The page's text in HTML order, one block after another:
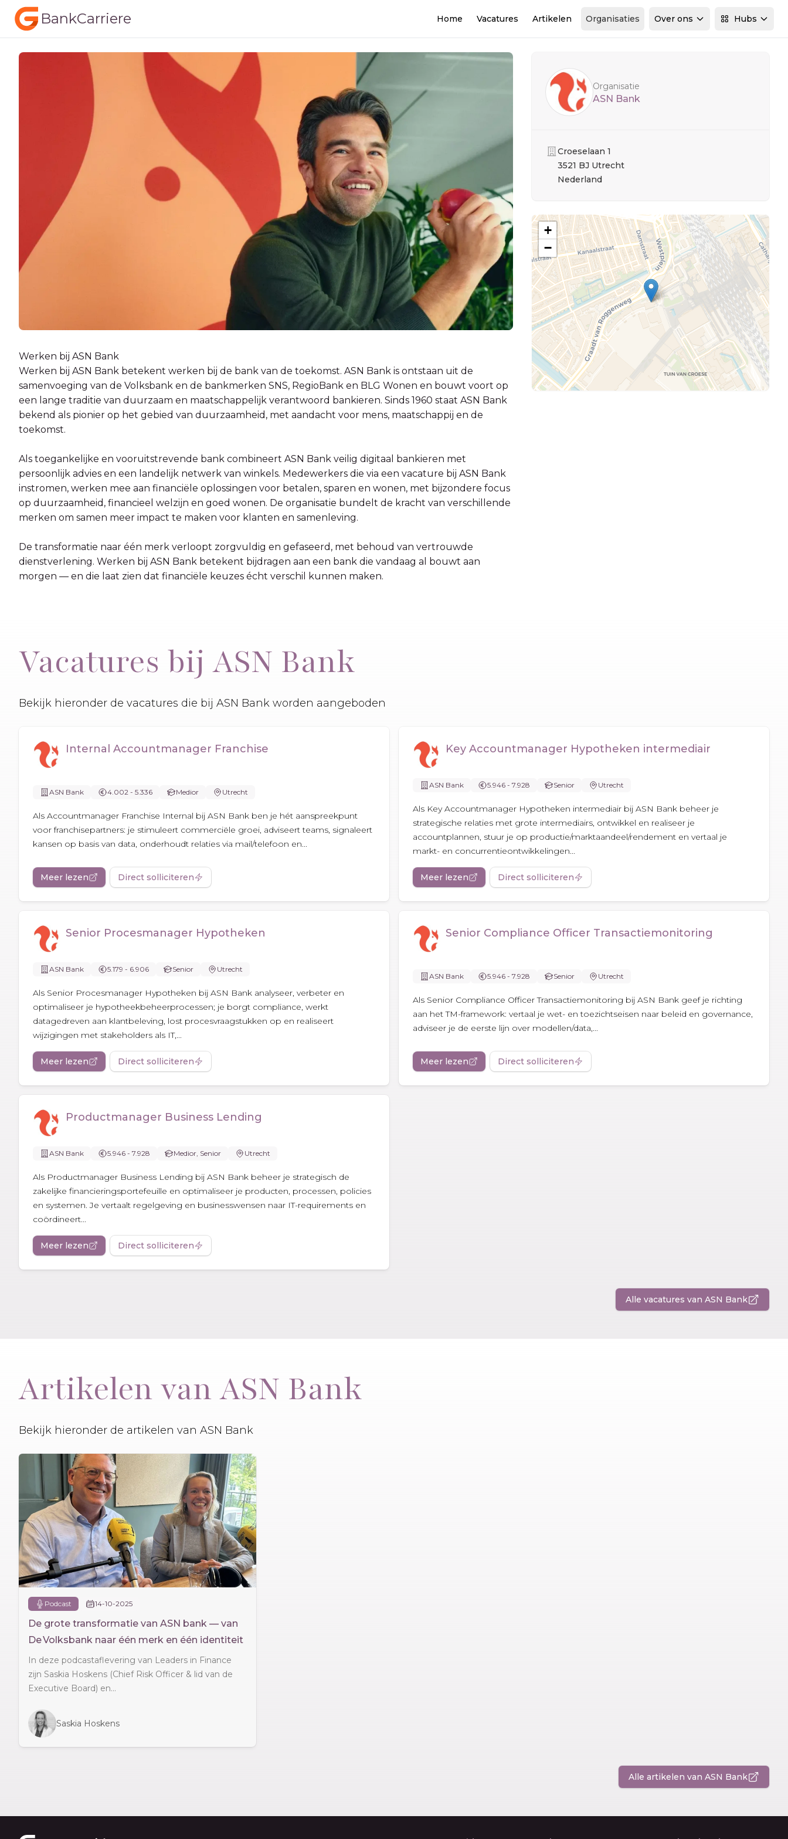
BankCarriere Home Vacatures Artikelen Organisaties Over ons Hubs
Werken bij ASN Bank
Werken bij ASN Bank betekent werken bij de bank van de toekomst. ASN Bank is ontstaan uit de
samenvoeging van de Volksbank en de bankmerken SNS, RegioBank en BLG Wonen en bouwt voort op
een lange traditie van duurzaam en maatschappelijk verantwoord bankieren. Sinds 1960 staat ASN Bank
bekend als pionier op het gebied van duurzaamheid, met aandacht voor mens, maatschappij en de
toekomst.
Als toegankelijke en vooruitstrevende bank combineert ASN Bank veilig digitaal bankieren met
persoonlijk advies en een landelijk netwerk van winkels. Medewerkers die via een vacature bij ASN Bank
instromen, werken mee aan financiële oplossingen voor betalen, sparen en wonen, met bijzondere focus
op duurzaamheid, financieel welzijn en goed wonen. De organisatie bundelt de kracht van verschillende
merken om samen meer impact te maken voor klanten en samenleving.
De transformatie naar één merk verloopt zorgvuldig en gefaseerd, met behoud van vertrouwde
dienstverlening. Werken bij ASN Bank betekent bijdragen aan een bank die vandaag al bouwt aan
morgen — en die laat zien dat financiële keuzes écht verschil kunnen maken.
Organisatie
ASN Bank
Organisatie
Croeselaan 1
3521 BJ Utrecht
Nederland
+
−
Vacatures bij ASN Bank
Bekijk hieronder de vacatures die bij ASN Bank worden aangeboden
Internal Accountmanager Franchise
ASN Bank 4.002 - 5.336 Medior Utrecht
Als Accountmanager Franchise Internal bij ASN Bank ben je hét aanspreekpunt
voor franchisepartners: je stimuleert commerciële groei, adviseert teams, signaleert
kansen op basis van data, onderhoudt relaties via mail/telefoon en...
Meer lezen Direct solliciteren
Key Accountmanager Hypotheken intermediair
ASN Bank 5.946 - 7.928 Senior Utrecht
Als Key Accountmanager Hypotheken intermediair bij ASN Bank beheer je
strategische relaties met grote intermediairs, ontwikkel en realiseer je
accountplannen, stuur je op productie/marktaandeel/rendement en vertaal je
markt- en concurrentieontwikkelingen...
Meer lezen Direct solliciteren
Senior Procesmanager Hypotheken
ASN Bank 5.179 - 6.906 Senior Utrecht
Als Senior Procesmanager Hypotheken bij ASN Bank analyseer, verbeter en
optimaliseer je hypotheekbeheerprocessen; je borgt compliance, werkt
datagedreven aan klantbeleving, lost procesvraagstukken op en realiseert
wijzigingen met stakeholders als IT,...
Meer lezen Direct solliciteren
Senior Compliance Officer Transactiemonitoring
ASN Bank 5.946 - 7.928 Senior Utrecht
Als Senior Compliance Officer Transactiemonitoring bij ASN Bank geef je richting
aan het TM-framework: vertaal je wet- en toezichtseisen naar beleid en governance,
adviseer je de eerste lijn over modellen/data,...
Meer lezen Direct solliciteren
Productmanager Business Lending
ASN Bank 5.946 - 7.928 Medior, Senior Utrecht
Als Productmanager Business Lending bij ASN Bank beheer je strategisch de
zakelijke financieringsportefeuille en optimaliseer je producten, processen, policies
en systemen. Je vertaalt regelgeving en businesswensen naar IT-requirements en
coördineert...
Meer lezen Direct solliciteren
Alle vacatures van ASN Bank
Artikelen van ASN Bank
Bekijk hieronder de artikelen van ASN Bank
Podcast 14-10-2025
De grote transformatie van ASN bank — van
De Volksbank naar één merk en één identiteit
In deze podcastaflevering van Leaders in Finance
zijn Saskia Hoskens (Chief Risk Officer & lid van de
Executive Board) en...
Saskia Hoskens
Alle artikelen van ASN Bank